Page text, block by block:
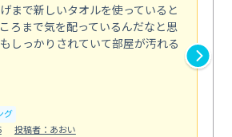
まで新しいタオルを使っていると
ろまで気を配っているんだなと思
しっかりされていて部屋が汚れる
グ
投稿者：あおい